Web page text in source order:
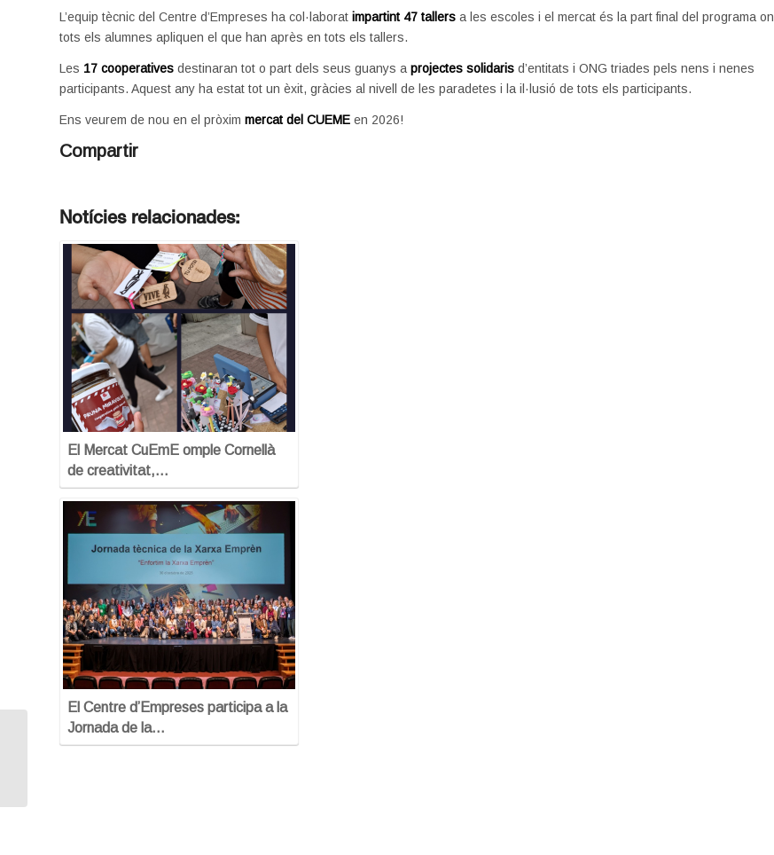
L’equip tècnic del Centre d’Empreses ha col·laborat impartint 47 tallers a les escoles i el mercat és la part final del programa on
tots els alumnes apliquen el que han après en tots els tallers.
Les 17 cooperatives destinaran tot o part dels seus guanys a projectes solidaris d’entitats i ONG triades pels nens i nenes
participants. Aquest any ha estat tot un èxit, gràcies al nivell de les paradetes i la il·lusió de tots els participants.
Ens veurem de nou en el pròxim mercat del CUEME en 2026!
Compartir
Notícies relacionades:
El Mercat CuEmE omple Cornellà
de creativitat,…
El Centre d’Empreses participa a la
Jornada de la…
Programa: Talent Jove